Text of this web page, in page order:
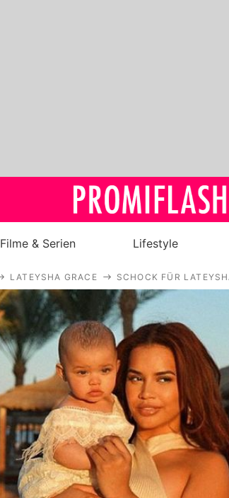
Royals
Stars
Filme & Serien
Lifestyle
Familie & Liebe
Promiflash Exklusiv
Alle Themen auf
Filme & Serien Lifestyle
LATEYSHA GRACE SCHOCK FÜR